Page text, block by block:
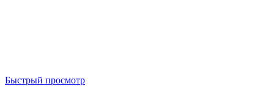
Быстрый просмотр